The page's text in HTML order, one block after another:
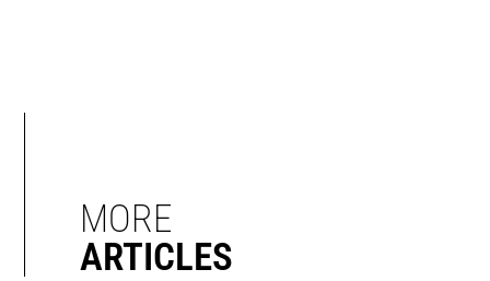
MORE
ARTICLES